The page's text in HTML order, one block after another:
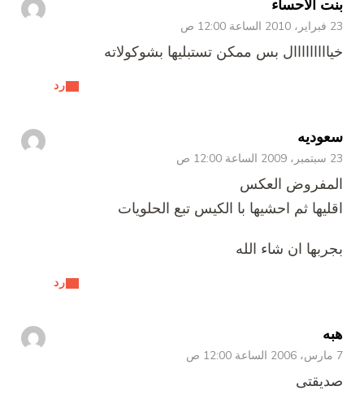
بنت الاحساء
23 فبراير، 2010 الساعة 12:00 ص
رد
خيااااااااال بس ممكن تستبليها بشوكولاته
سعوديه
23 سبتمبر، 2009 الساعة 12:00 ص
رد
المفروض العكس
اقليها ثم احشيها با الكيس تبع الحلويات
بجربها ان شاء الله
هبه
7 مارس، 2006 الساعة 12:00 ص
صديقتى